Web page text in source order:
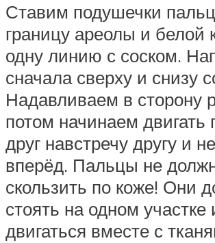
Ставим подушечки
границу ареолы и белой
одну линию с соском.
сначала сверху и снизу
Надавливаем в сторону
потом начинаем двигать
друг навстречу другу и
вперёд. Пальцы не
скользить по коже! Они
стоять на одном участке
двигаться вместе с